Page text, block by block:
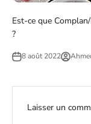
Est-ce que
?
8 août 2022
Laisser un